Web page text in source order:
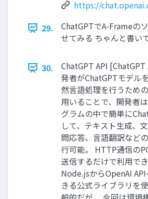
https://
29.
ChatGPTでA-Frameの
せてみる ちゃんと書い
30.
ChatGPT API
発者がChatGPTモデル
然⾔語処理を⾏うため
⽤いることで、開発者
グラムの中で簡単に
して、テキスト⽣成、
問応答、⾔語翻訳など
⾏可能。 HTTP通信の
送信するだけで利⽤で
Node.jsからOpenAI
きる公式ライブラリを